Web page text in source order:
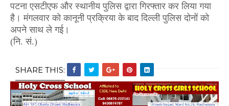
पटना एसटीएफ और स्थानीय पुलिस द्वारा गिरफ्तार कर लिया गया
है। मंगलवार को कानूनी प्रक्रिया के बाद दिल्ली पुलिस दोनों को
अपने साथ ले गई।
(नि. सं.)
SHARE THIS: